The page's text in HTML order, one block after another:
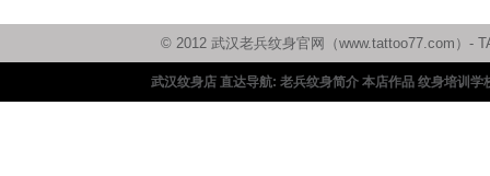
© 2012 武汉老兵纹身官网（www.tattoo77.com）-
武汉纹身店 直达导航: 老兵纹身简介 本店作品 纹身培训学